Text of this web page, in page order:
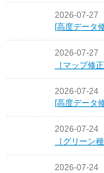
2026-07-27
[高度データ
2026-07-27
［マップ修
2026-07-24
[高度データ
2026-07-24
［グリーン
2026-07-24